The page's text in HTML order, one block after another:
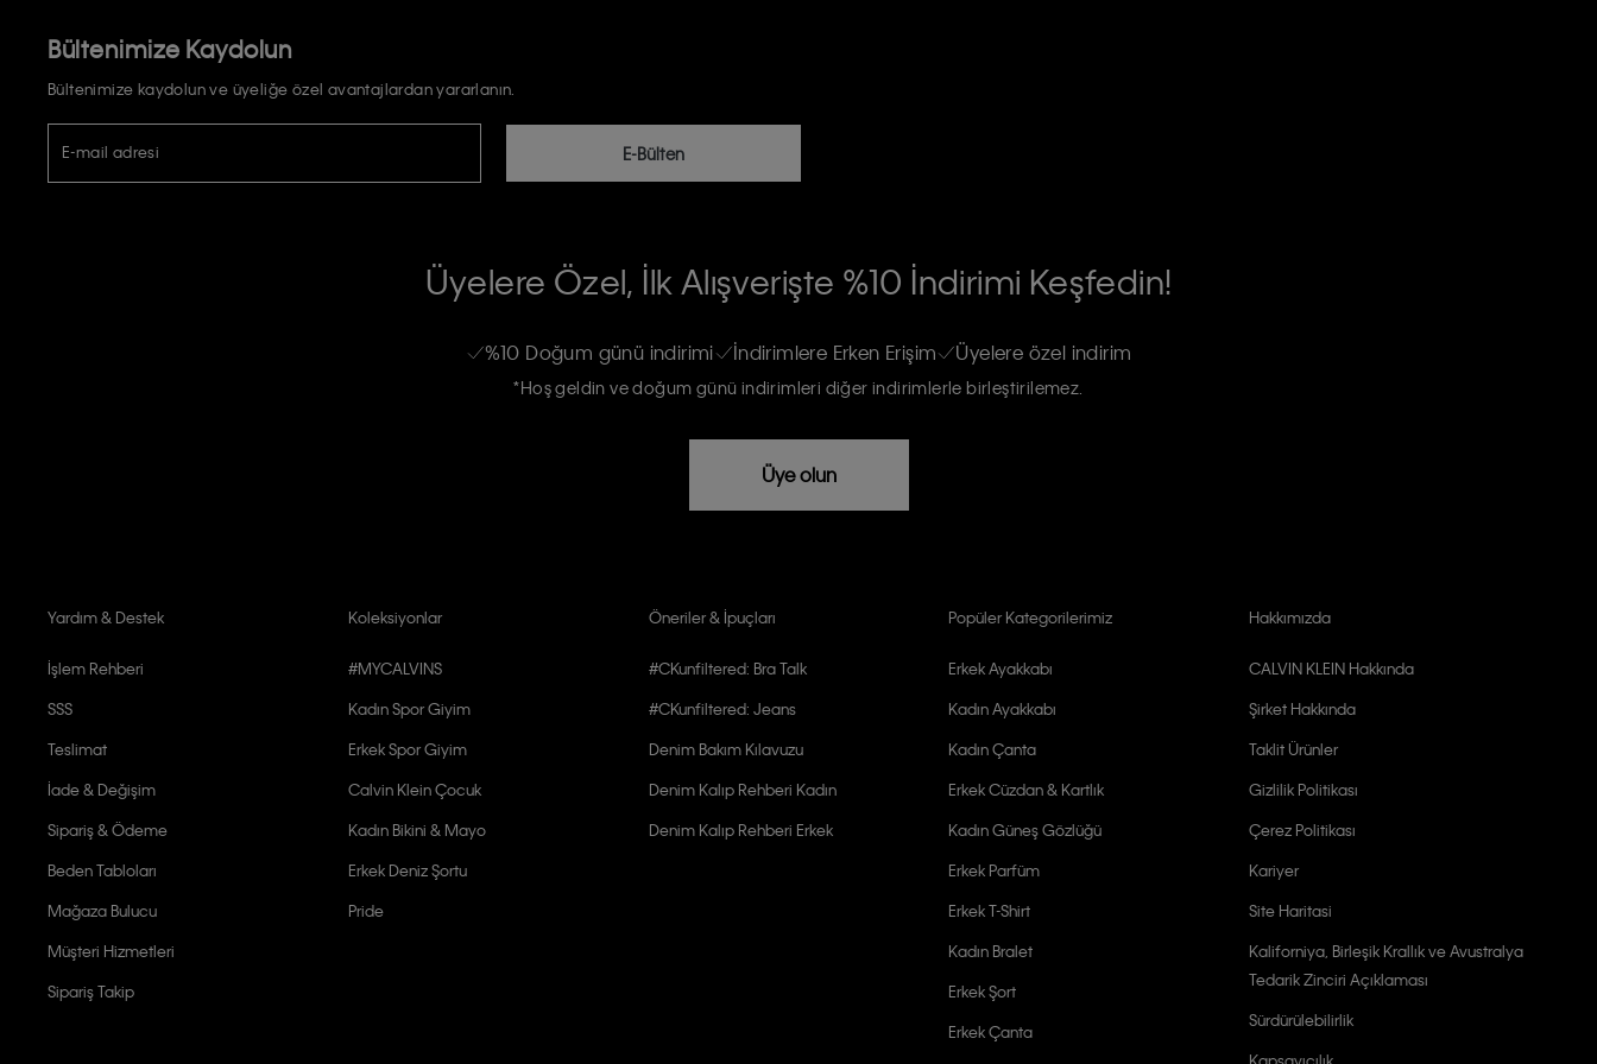
Bültenimize Kaydolun
Bültenimize kaydolun ve üyeliğe özel avantajlardan yararlanın.
E-mail adresi E-Bülten
Calvin Klein e-bültenine abone olarak, kişisel verilerimin Calvin Klein tarafına gönderileceğinin ve güncel ürün,
Üyelere Özel, İlk Alışverişte %10 İndirimi Keşfedin!
%10 Doğum günü indirimi İndirimlere Erken Erişim Üyelere özel indirim
*Hoş geldin ve doğum günü indirimleri diğer indirimlerle birleştirilemez.
Üye olun
Yardım & Destek
İşlem Rehberi
SSS
Teslimat
İade & Değişim
Sipariş & Ödeme
Beden Tabloları
Mağaza Bulucu
Müşteri Hizmetleri
Sipariş Takip
Koleksiyonlar
#MYCALVINS
Kadın Spor Giyim
Erkek Spor Giyim
Calvin Klein Çocuk
Kadın Bikini & Mayo
Erkek Deniz Şortu
Pride
Öneriler & İpuçları
#CKunfiltered: Bra Talk
#CKunfiltered: Jeans
Denim Bakım Kılavuzu
Denim Kalıp Rehberi Kadın
Denim Kalıp Rehberi Erkek
Popüler Kategorilerimiz
Erkek Ayakkabı
Kadın Ayakkabı
Kadın Çanta
Erkek Cüzdan & Kartlık
Kadın Güneş Gözlüğü
Erkek Parfüm
Erkek T-Shirt
Kadın Bralet
Erkek Şort
Erkek Çanta
Hakkımızda
CALVIN KLEIN Hakkında
Şirket Hakkında
Taklit Ürünler
Gizlilik Politikası
Çerez Politikası
Kariyer
Site Haritasi
Kaliforniya, Birleşik Krallık ve Avustralya
Tedarik Zinciri Açıklaması
Sürdürülebilirlik